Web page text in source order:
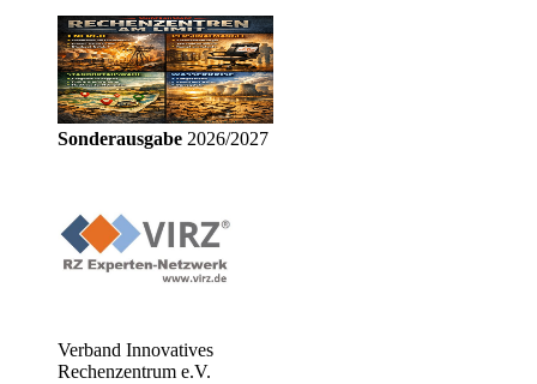
Sonderausgabe 2026/2027
Verband Innovatives
Rechenzentrum e.V.